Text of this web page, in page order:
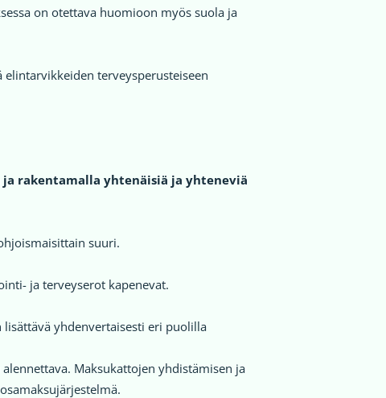
on otettava huomioon myös suola ja
terveysperusteiseen
rakentamalla yhtenäisiä ja yhteneviä
suuri.
ja terveyserot kapenevat.
yhdenvertaisesti eri puolilla
Maksukattojen yhdistämisen ja